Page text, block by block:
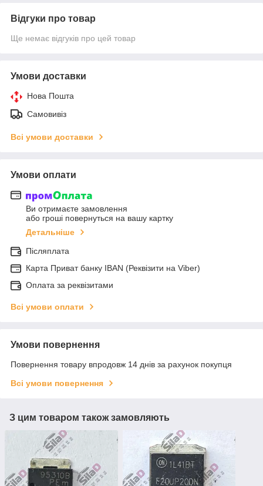
Відгуки про товар
Ще немає відгуків про цей товар
Умови доставки
Нова Пошта
Самовивіз
Всі умови доставки
Умови оплати
Ви отримаєте замовлення
або гроші повернуться на вашу картку
Детальніше
Післяплата
Карта Приват банку IBAN (Реквізити на Viber)
Оплата за реквізитами
Всі умови оплати
Умови повернення
Повернення товару впродовж 14 днів за рахунок покупця
Всі умови повернення
З цим товаром також замовляють